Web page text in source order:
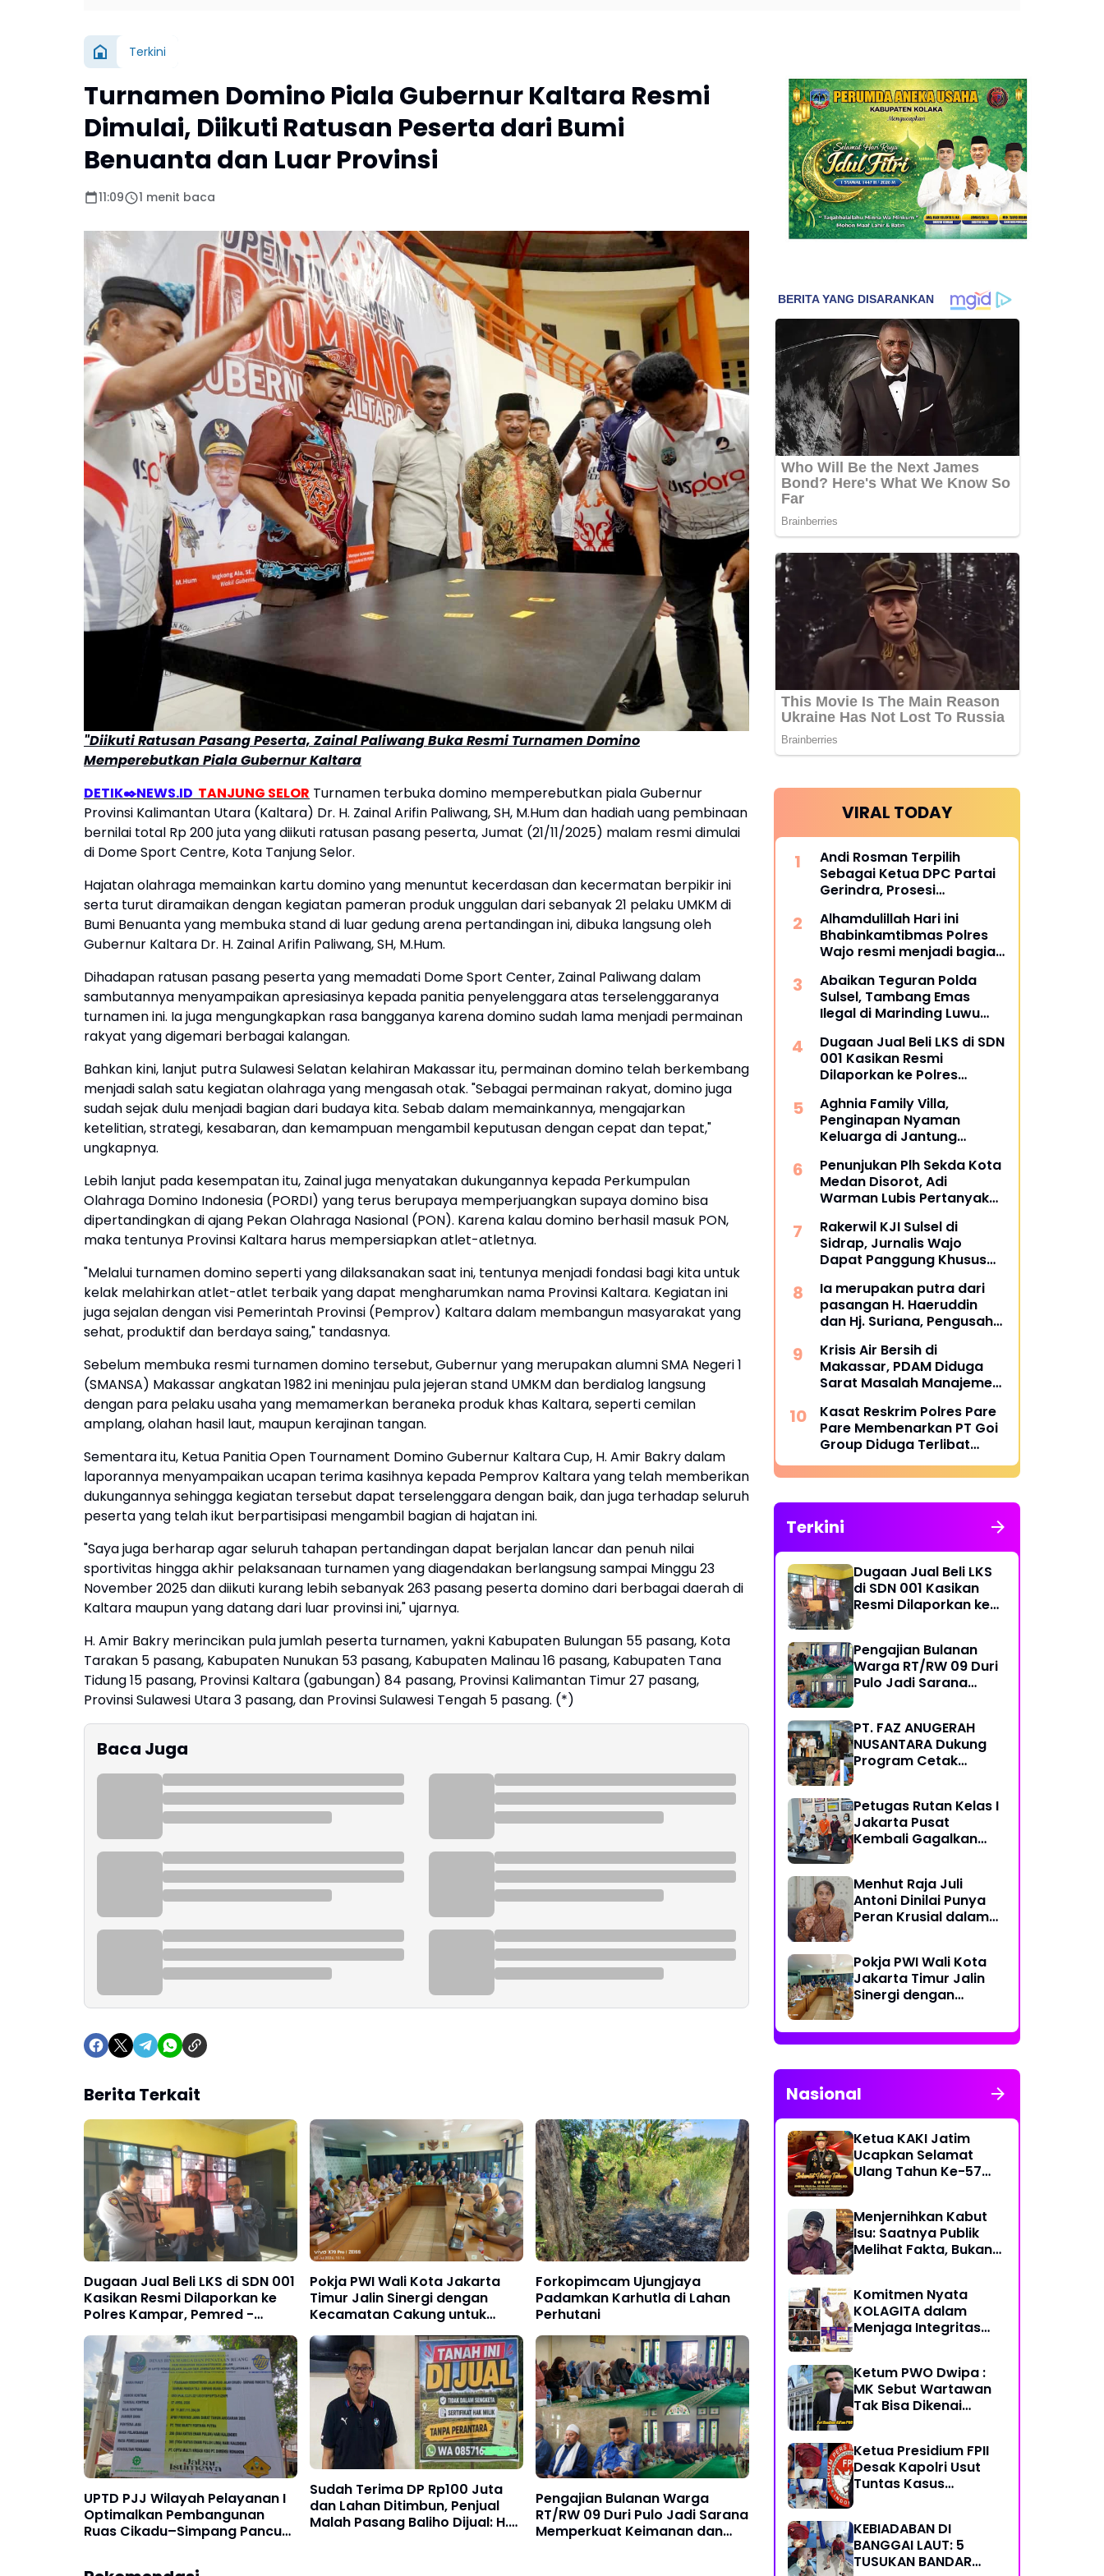
Terkini
Turnamen Domino Piala Gubernur Kaltara Resmi
Dimulai, Diikuti Ratusan Peserta dari Bumi
Benuanta dan Luar Provinsi
11:09 1 menit baca
"Diikuti Ratusan Pasang Peserta, Zainal Paliwang Buka Resmi Turnamen Domino
Memperebutkan Piala Gubernur Kaltara
DETIK✒️NEWS.ID TANJUNG SELOR Turnamen terbuka domino memperebutkan piala Gubernur
Provinsi Kalimantan Utara (Kaltara) Dr. H. Zainal Arifin Paliwang, SH, M.Hum dan hadiah uang pembinaan
bernilai total Rp 200 juta yang diikuti ratusan pasang peserta, Jumat (21/11/2025) malam resmi dimulai
di Dome Sport Centre, Kota Tanjung Selor.
Hajatan olahraga memainkan kartu domino yang menuntut kecerdasan dan kecermatan berpikir ini
serta turut diramaikan dengan kegiatan pameran produk unggulan dari sebanyak 21 pelaku UMKM di
Bumi Benuanta yang membuka stand di luar gedung arena pertandingan ini, dibuka langsung oleh
Gubernur Kaltara Dr. H. Zainal Arifin Paliwang, SH, M.Hum.
Dihadapan ratusan pasang peserta yang memadati Dome Sport Center, Zainal Paliwang dalam
sambutannya menyampaikan apresiasinya kepada panitia penyelenggara atas terselenggaranya
turnamen ini. Ia juga mengungkapkan rasa bangganya karena domino sudah lama menjadi permainan
rakyat yang digemari berbagai kalangan.
Bahkan kini, lanjut putra Sulawesi Selatan kelahiran Makassar itu, permainan domino telah berkembang
menjadi salah satu kegiatan olahraga yang mengasah otak. "Sebagai permainan rakyat, domino juga
sudah sejak dulu menjadi bagian dari budaya kita. Sebab dalam memainkannya, mengajarkan
ketelitian, strategi, kesabaran, dan kemampuan mengambil keputusan dengan cepat dan tepat,"
ungkapnya.
Lebih lanjut pada kesempatan itu, Zainal juga menyatakan dukungannya kepada Perkumpulan
Olahraga Domino Indonesia (PORDI) yang terus berupaya memperjuangkan supaya domino bisa
dipertandingkan di ajang Pekan Olahraga Nasional (PON). Karena kalau domino berhasil masuk PON,
maka tentunya Provinsi Kaltara harus mempersiapkan atlet-atletnya.
"Melalui turnamen domino seperti yang dilaksanakan saat ini, tentunya menjadi fondasi bagi kita untuk
kelak melahirkan atlet-atlet terbaik yang dapat mengharumkan nama Provinsi Kaltara. Kegiatan ini
juga sejalan dengan visi Pemerintah Provinsi (Pemprov) Kaltara dalam membangun masyarakat yang
sehat, produktif dan berdaya saing," tandasnya.
Sebelum membuka resmi turnamen domino tersebut, Gubernur yang merupakan alumni SMA Negeri 1
(SMANSA) Makassar angkatan 1982 ini meninjau pula jejeran stand UMKM dan berdialog langsung
dengan para pelaku usaha yang memamerkan beraneka produk khas Kaltara, seperti cemilan
amplang, olahan hasil laut, maupun kerajinan tangan.
Sementara itu, Ketua Panitia Open Tournament Domino Gubernur Kaltara Cup, H. Amir Bakry dalam
laporannya menyampaikan ucapan terima kasihnya kepada Pemprov Kaltara yang telah memberikan
dukungannya sehingga kegiatan tersebut dapat terselenggara dengan baik, dan juga terhadap seluruh
peserta yang telah ikut berpartisipasi mengambil bagian di hajatan ini.
"Saya juga berharap agar seluruh tahapan pertandingan dapat berjalan lancar dan penuh nilai
sportivitas hingga akhir pelaksanaan turnamen yang diagendakan berlangsung sampai Minggu 23
November 2025 dan diikuti kurang lebih sebanyak 263 pasang peserta domino dari berbagai daerah di
Kaltara maupun yang datang dari luar provinsi ini," ujarnya.
H. Amir Bakry merincikan pula jumlah peserta turnamen, yakni Kabupaten Bulungan 55 pasang, Kota
Tarakan 5 pasang, Kabupaten Nunukan 53 pasang, Kabupaten Malinau 16 pasang, Kabupaten Tana
Tidung 15 pasang, Provinsi Kaltara (gabungan) 84 pasang, Provinsi Kalimantan Timur 27 pasang,
Provinsi Sulawesi Utara 3 pasang, dan Provinsi Sulawesi Tengah 5 pasang. (*)
Baca Juga
Berita Terkait
Dugaan Jual Beli LKS di SDN 001
Kasikan Resmi Dilaporkan ke
Polres Kampar, Pemred -
Pimum Metroterkini.id Desak
Usut Kasus Ini
Pokja PWI Wali Kota Jakarta
Timur Jalin Sinergi dengan
Kecamatan Cakung untuk
Perkuat Publikasi Informasi
Publik
Forkopimcam Ujungjaya
Padamkan Karhutla di Lahan
Perhutani
UPTD PJJ Wilayah Pelayanan I
Optimalkan Pembangunan
Ruas Cikadu–Simpang Pancuh
Sudah Terima DP Rp100 Juta
dan Lahan Ditimbun, Penjual
Malah Pasang Baliho Dijual: H.
Pengajian Bulanan Warga
RT/RW 09 Duri Pulo Jadi Sarana
Memperkuat Keimanan dan
VIRAL TODAY
Andi Rosman Terpilih
Sebagai Ketua DPC Partai
Gerindra, Prosesi
Langsung Sufmi Dasco
Ahmad.
Alhamdulillah Hari ini
Bhabinkamtibmas Polres
Wajo resmi menjadi bagian
Lingkungan)
Abaikan Teguran Polda
Sulsel, Tambang Emas
Ilegal di Marinding Luwu
Hari Tiga Pelaku Terkesan
Kebah Hukum
Dugaan Jual Beli LKS di SDN
001 Kasikan Resmi
Dilaporkan ke Polres
Metroterkini.id Desak Usut
Kasus Ini
Aghnia Family Villa,
Penginapan Nyaman
Keluarga di Jantung
Bulukumba
Penunjukan Plh Sekda Kota
Medan Disorot, Adi
Warman Lubis Pertanyakan
Merit
Rakerwil KJI Sulsel di
Sidrap, Jurnalis Wajo
Dapat Panggung Khusus
Ia merupakan putra dari
pasangan H. Haeruddin
dan Hj. Suriana, Pengusaha
Resmi Dilantik Ketua BPC
HIPMI Makassar
Krisis Air Bersih di
Makassar, PDAM Diduga
Sarat Masalah Manajemen
Kasat Reskrim Polres Pare
Pare Membenarkan PT Goi
Group Diduga Terlibat
Penyelundupan BBM
Bersubsidi, Mobil Tangki
Terkini
Dugaan Jual Beli LKS
di SDN 001 Kasikan
Resmi Dilaporkan ke
Metroterkini.id Desak
Usut Kasus Ini
Pengajian Bulanan
Warga RT/RW 09 Duri
Pulo Jadi Sarana
Kebersamaan
PT. FAZ ANUGERAH
NUSANTARA Dukung
Program Cetak
Pestisida
Petugas Rutan Kelas I
Jakarta Pusat
Kembali Gagalkan
Disembunyikan di
Pakaian Dalam
Pengunjung
Menhut Raja Juli
Antoni Dinilai Punya
Peran Krusial dalam
Hutan
Pokja PWI Wali Kota
Jakarta Timur Jalin
Sinergi dengan
untuk Perkuat
Publikasi Informasi
Nasional
Ketua KAKI Jatim
Ucapkan Selamat
Ulang Tahun Ke-57
Semoga Selalu Sehat
Sukses Berkah Umur
Menjernihkan Kabut
Isu: Saatnya Publik
Melihat Fakta, Bukan
Komitmen Nyata
KOLAGITA dalam
Menjaga Integritas
Ketum PWO Dwipa :
MK Sebut Wartawan
Tak Bisa Dikenai
Profesi. Aparat Hukum
Diminta Patuhi
Ketua Presidium FPII
Desak Kapolri Usut
Tuntas Kasus
KEBIADABAN DI
BANGGAI LAUT: 5
TUSUKAN BANDAR